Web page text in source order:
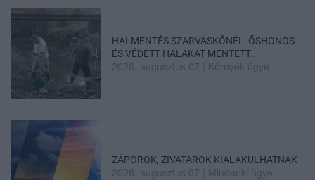
HALMENTÉS SZARVASKŐNÉL: ŐSHONOS
ÉS VÉDETT HALAKAT MENTETT...
2026. augusztus 07 Környék ügye
ZÁPOROK, ZIVATAROK KIALAKULHATNAK
2026. augusztus 07 Mindenki ügye